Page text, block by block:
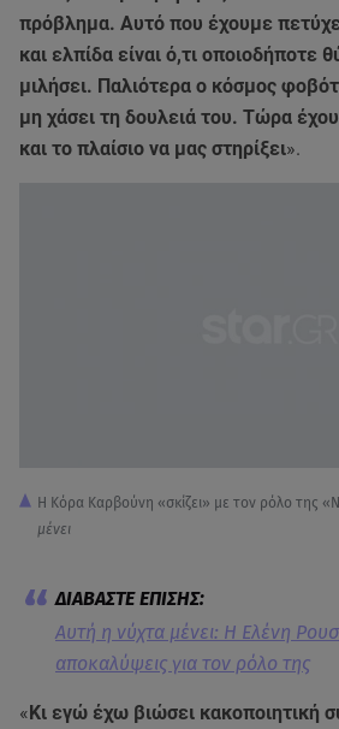
πρόβλημα. Αυτό που έχουμε
και ελπίδα είναι ό,τι οποιοδήποτε
μιλήσει. Παλιότερα ο κόσμος
μη χάσει τη δουλειά του. Τώρα
και το πλαίσιο να μας στηρίξει».
Η Κόρα Καρβούνη «σκίζει» με τον ρόλο της
μένει
Αυτή η νύχτα μένει: Η Ελένη
αποκαλύψεις για τον ρόλο της
«Κι εγώ έχω βιώσει κακοποιητική